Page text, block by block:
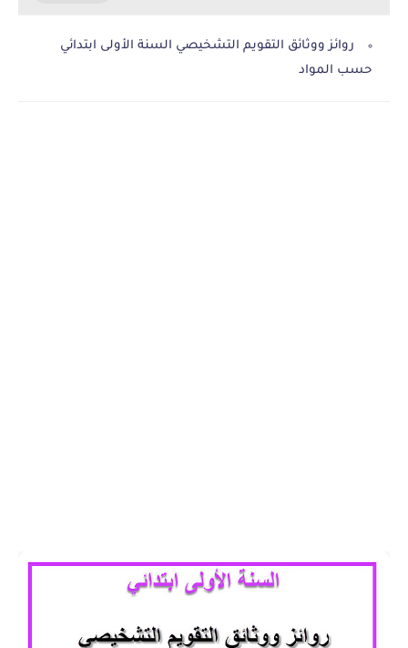
روائز ووثائق التقويم التشخيصي السنة الأولى ابتدائي
حسب المواد